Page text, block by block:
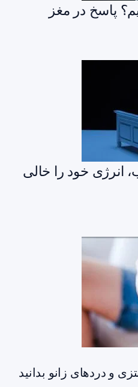
پاسخ در مغز
انرژی خود را خالی
و دردهای زانو بدانید